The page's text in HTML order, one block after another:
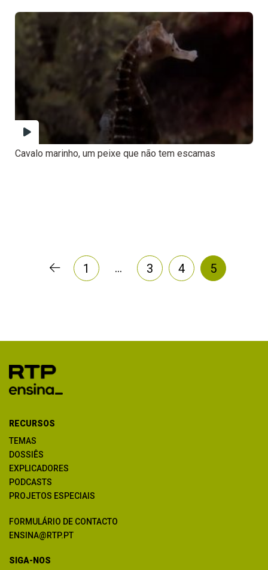
Cavalo marinho, um peixe que não tem escamas
1 … 3 4 5
RECURSOS
TEMAS
DOSSIÊS
EXPLICADORES
PODCASTS
PROJETOS ESPECIAIS
FORMULÁRIO DE CONTACTO
ENSINA@RTP.PT
SIGA-NOS